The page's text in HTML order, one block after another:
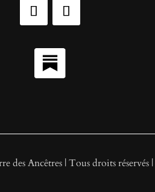
Ancêtres | Tous droits réservés |